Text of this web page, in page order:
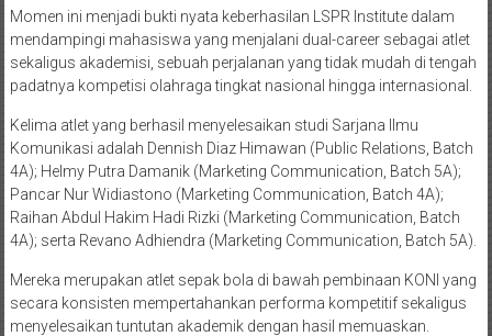
Momen ini menjadi bukti nyata keberhasilan LSPR Institute dalam
mendampingi mahasiswa yang menjalani dual-career sebagai atlet
sekaligus akademisi, sebuah perjalanan yang tidak mudah di tengah
padatnya kompetisi olahraga tingkat nasional hingga internasional.
Kelima atlet yang berhasil menyelesaikan studi Sarjana Ilmu
Komunikasi adalah Dennish Diaz Himawan (Public Relations, Batch
4A); Helmy Putra Damanik (Marketing Communication, Batch 5A);
Pancar Nur Widiastono (Marketing Communication, Batch 4A);
Raihan Abdul Hakim Hadi Rizki (Marketing Communication, Batch
4A); serta Revano Adhiendra (Marketing Communication, Batch 5A).
Mereka merupakan atlet sepak bola di bawah pembinaan KONI yang
secara konsisten mempertahankan performa kompetitif sekaligus
menyelesaikan tuntutan akademik dengan hasil memuaskan.